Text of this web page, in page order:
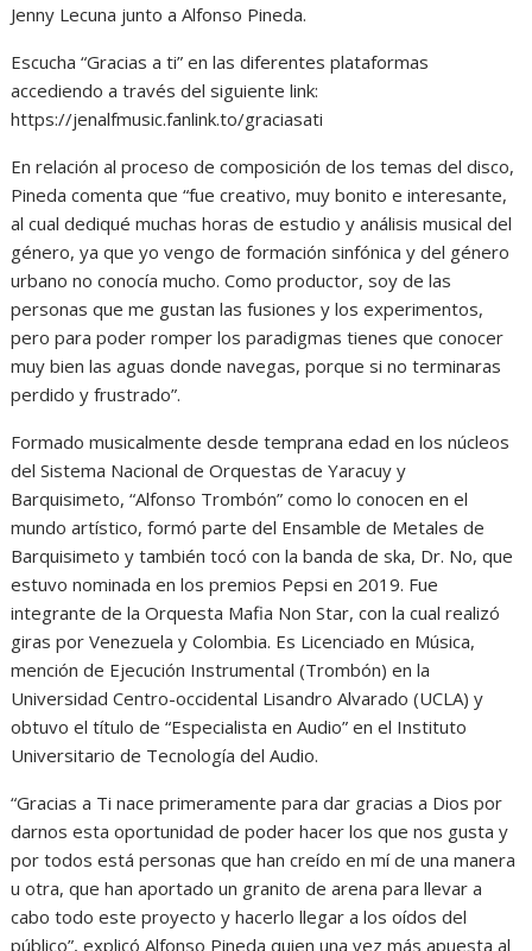
Jenny Lecuna junto a Alfonso Pineda.
Escucha “Gracias a ti” en las diferentes plataformas
accediendo a través del siguiente link:
https://jenalfmusic.fanlink.to/graciasati
En relación al proceso de composición de los temas del disco,
Pineda comenta que “fue creativo, muy bonito e interesante,
al cual dediqué muchas horas de estudio y análisis musical del
género, ya que yo vengo de formación sinfónica y del género
urbano no conocía mucho. Como productor, soy de las
personas que me gustan las fusiones y los experimentos,
pero para poder romper los paradigmas tienes que conocer
muy bien las aguas donde navegas, porque si no terminaras
perdido y frustrado”.
Formado musicalmente desde temprana edad en los núcleos
del Sistema Nacional de Orquestas de Yaracuy y
Barquisimeto, “Alfonso Trombón” como lo conocen en el
mundo artístico, formó parte del Ensamble de Metales de
Barquisimeto y también tocó con la banda de ska, Dr. No, que
estuvo nominada en los premios Pepsi en 2019. Fue
integrante de la Orquesta Mafia Non Star, con la cual realizó
giras por Venezuela y Colombia. Es Licenciado en Música,
mención de Ejecución Instrumental (Trombón) en la
Universidad Centro-occidental Lisandro Alvarado (UCLA) y
obtuvo el título de “Especialista en Audio” en el Instituto
Universitario de Tecnología del Audio.
“Gracias a Ti nace primeramente para dar gracias a Dios por
darnos esta oportunidad de poder hacer los que nos gusta y
por todos está personas que han creído en mí de una manera
u otra, que han aportado un granito de arena para llevar a
cabo todo este proyecto y hacerlo llegar a los oídos del
público”, explicó Alfonso Pineda quien una vez más apuesta al